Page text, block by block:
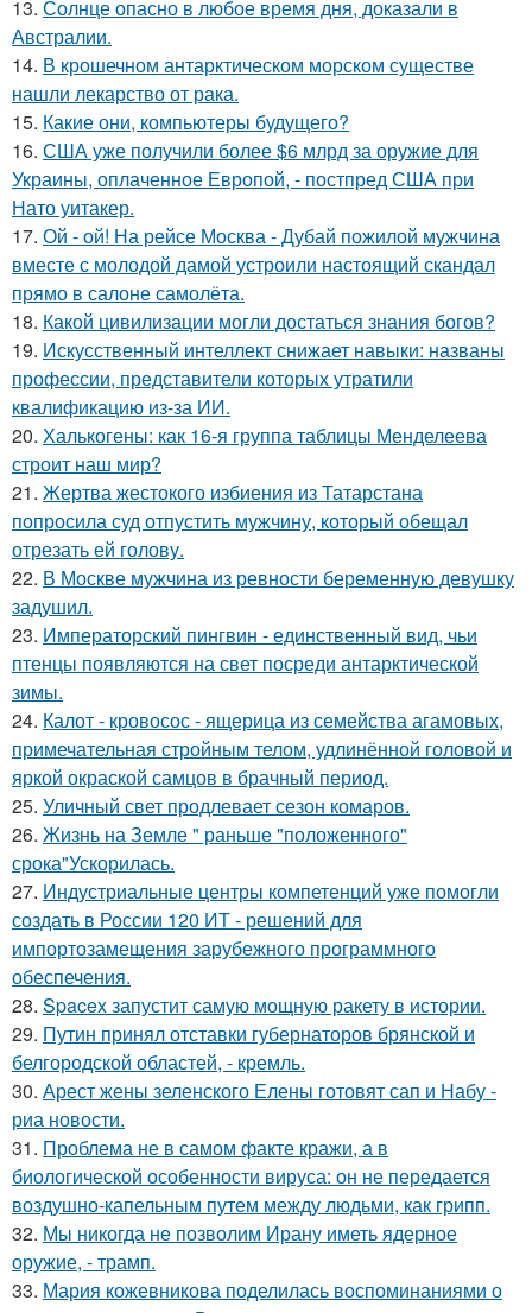
13. Солнце опасно в любое время дня, доказали в
Австралии.
14. В крошечном антарктическом морском существе
нашли лекарство от рака.
15. Какие они, компьютеры будущего?
16. США уже получили более $6 млрд за оружие для
Украины, оплаченное Европой, - постпред США при
Нато уитакер.
17. Ой - ой! На рейсе Москва - Дубай пожилой мужчина
вместе с молодой дамой устроили настоящий скандал
прямо в салоне самолёта.
18. Какой цивилизации могли достаться знания богов?
19. Искусственный интеллект снижает навыки: названы
профессии, представители которых утратили
квалификацию из-за ИИ.
20. Халькогены: как 16-я группа таблицы Менделеева
строит наш мир?
21. Жертва жестокого избиения из Татарстана
попросила суд отпустить мужчину, который обещал
отрезать ей голову.
22. В Москве мужчина из ревности беременную девушку
задушил.
23. Императорский пингвин - единственный вид, чьи
птенцы появляются на свет посреди антарктической
зимы.
24. Калот - кровосос - ящерица из семейства агамовых,
примечательная стройным телом, удлинённой головой и
яркой окраской самцов в брачный период.
25. Уличный свет продлевает сезон комаров.
26. Жизнь на Земле " раньше "положенного"
срока"Ускорилась.
27. Индустриальные центры компетенций уже помогли
создать в России 120 ИТ - решений для
импортозамещения зарубежного программного
обеспечения.
28. Spacex запустит самую мощную ракету в истории.
29. Путин принял отставки губернаторов брянской и
белгородской областей, - кремль.
30. Арест жены зеленского Елены готовят сап и Набу -
риа новости.
31. Проблема не в самом факте кражи, а в
биологической особенности вируса: он не передается
воздушно-капельным путем между людьми, как грипп.
32. Мы никогда не позволим Ирану иметь ядерное
оружие, - трамп.
33. Мария кожевникова поделилась воспоминаниями о